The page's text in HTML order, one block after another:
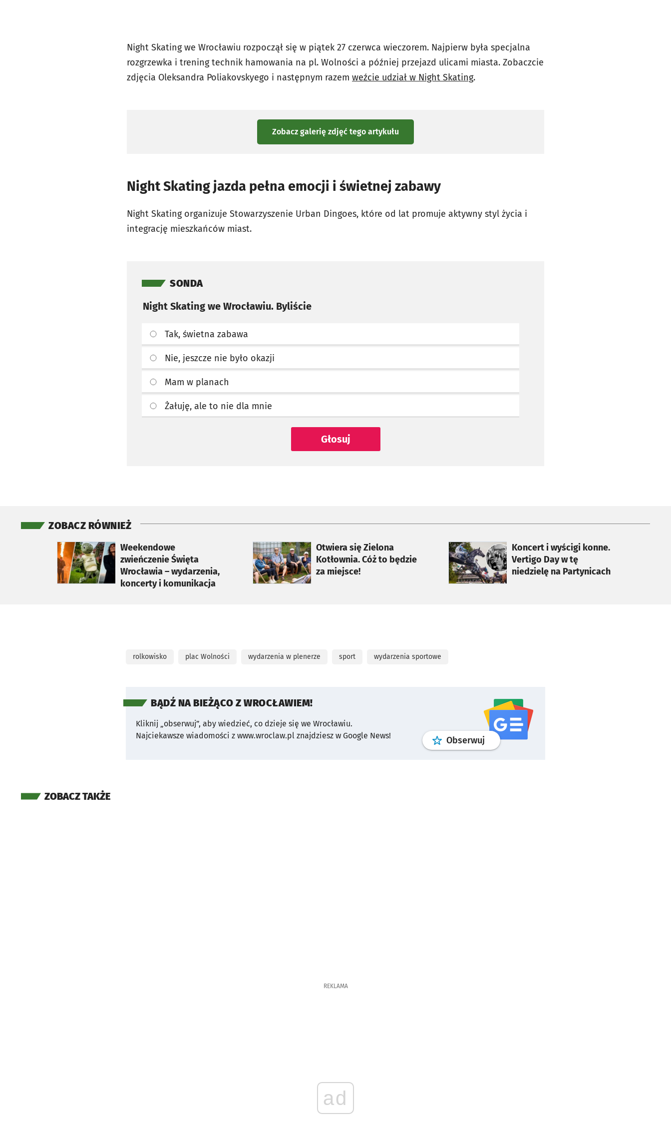
Night Skating we Wrocławiu rozpoczął się w piątek 27 czerwca wieczorem. Najpierw była specjalna
rozgrzewka i trening technik hamowania na pl. Wolności a później przejazd ulicami miasta. Zobaczcie
zdjęcia Oleksandra Poliakovskyego i następnym razem weźcie udział w Night Skating.
Zobacz galerię zdjęć tego artykułu
Night Skating jazda pełna emocji i świetnej zabawy
Night Skating organizuje Stowarzyszenie Urban Dingoes, które od lat promuje aktywny styl życia i
integrację mieszkańców miast.
SONDA
Night Skating we Wrocławiu. Byliście
Tak, świetna zabawa
Nie, jeszcze nie było okazji
Mam w planach
Żałuję, ale to nie dla mnie
Głosuj
ZOBACZ RÓWNIEŻ
Weekendowe
zwieńczenie Święta
Wrocławia – wydarzenia,
koncerty i komunikacja
otworzy się w nowej karcie
Otwiera się Zielona
Kotłownia. Cóż to będzie
za miejsce!
otworzy się w nowej karcie
Koncert i wyścigi konne.
Vertigo Day w tę
niedzielę na Partynicach
otworzy się w nowej karcie
rolkowisko plac Wolności wydarzenia w plenerze sport wydarzenia sportowe
BĄDŹ NA BIEŻĄCO Z WROCŁAWIEM!
Kliknij „obserwuj”, aby wiedzieć, co dzieje się we Wrocławiu.
Najciekawsze wiadomości z www.wroclaw.pl znajdziesz w Google News!
Obserwuj profilgoogle news
ZOBACZ TAKŻE
REKLAMA
ad